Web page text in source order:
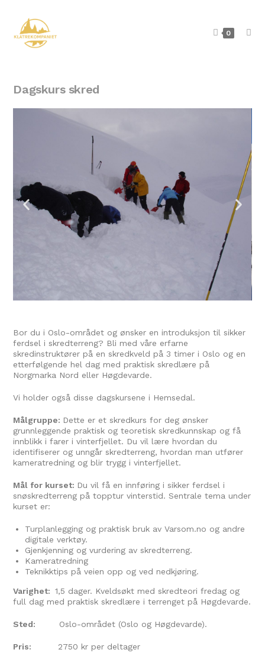
0
Dagskurs skred
Bor du i Oslo-området og ønsker en introduksjon til sikker
ferdsel i skredterreng? Bli med våre erfarne
skredinstruktører på en skredkveld på 3 timer i Oslo og en
etterfølgende hel dag med praktisk skredlære på
Norgmarka Nord eller Høgdevarde.
Vi holder også disse dagskursene i Hemsedal.
Målgruppe: Dette er et skredkurs for deg ønsker
grunnleggende praktisk og teoretisk skredkunnskap og få
innblikk i farer i vinterfjellet. Du vil lære hvordan du
identifiserer og unngår skredterreng, hvordan man utfører
kameratredning og blir trygg i vinterfjellet.
Mål for kurset: Du vil få en innføring i sikker ferdsel i
snøskredterreng på topptur vinterstid. Sentrale tema under
kurset er:
Turplanlegging og praktisk bruk av Varsom.no og andre
digitale verktøy.
Gjenkjenning og vurdering av skredterreng.
Kameratredning
Teknikktips på veien opp og ved nedkjøring.
Varighet:1,5 dager. Kveldsøkt med skredteori fredag og
full dag med praktisk skredlære i terrenget på Høgdevarde.
Sted: Oslo-området (Oslo og Høgdevarde).
Pris: 2750 kr per deltager